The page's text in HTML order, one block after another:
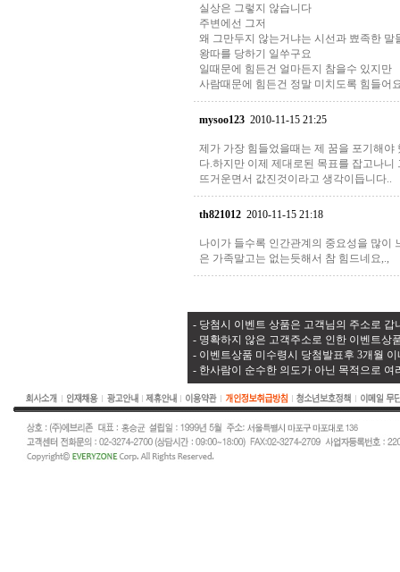
실상은 그렇지 않습니다
주변에선 그저
왜 그만두지 않는거냐는 시선과 뾰족한 말
왕따를 당하기 일쑤구요
일때문에 힘든건 얼마든지 참을수 있지만
사람때문에 힘든건 정말 미치도록 힘들어
mysoo123 2010-11-15 21:25
제가 가장 힘들었을때는 제 꿈을 포기해
다.하지만 이제 제대로된 목표를 잡고나
뜨거운면서 값진것이라고 생각이듭니다..
th821012 2010-11-15 21:18
나이가 들수록 인간관계의 중요성을 많이
은 가족말고는 없는듯해서 참 힘드네요,.,
- 당첨시 이벤트 상품은 고객님의 주소로
- 명확하지 않은 고객주소로 인한 이벤트상
- 이벤트상품 미수령시 당첨발표후 3개월
- 한사람이 순수한 의도가 아닌 목적으로